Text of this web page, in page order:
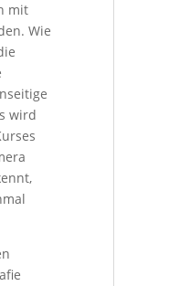
mit
Wie
wird